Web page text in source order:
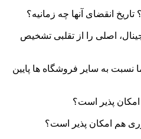
اصلی را از تقلبی تشخیص
به سایر فروشگاه ها پایین